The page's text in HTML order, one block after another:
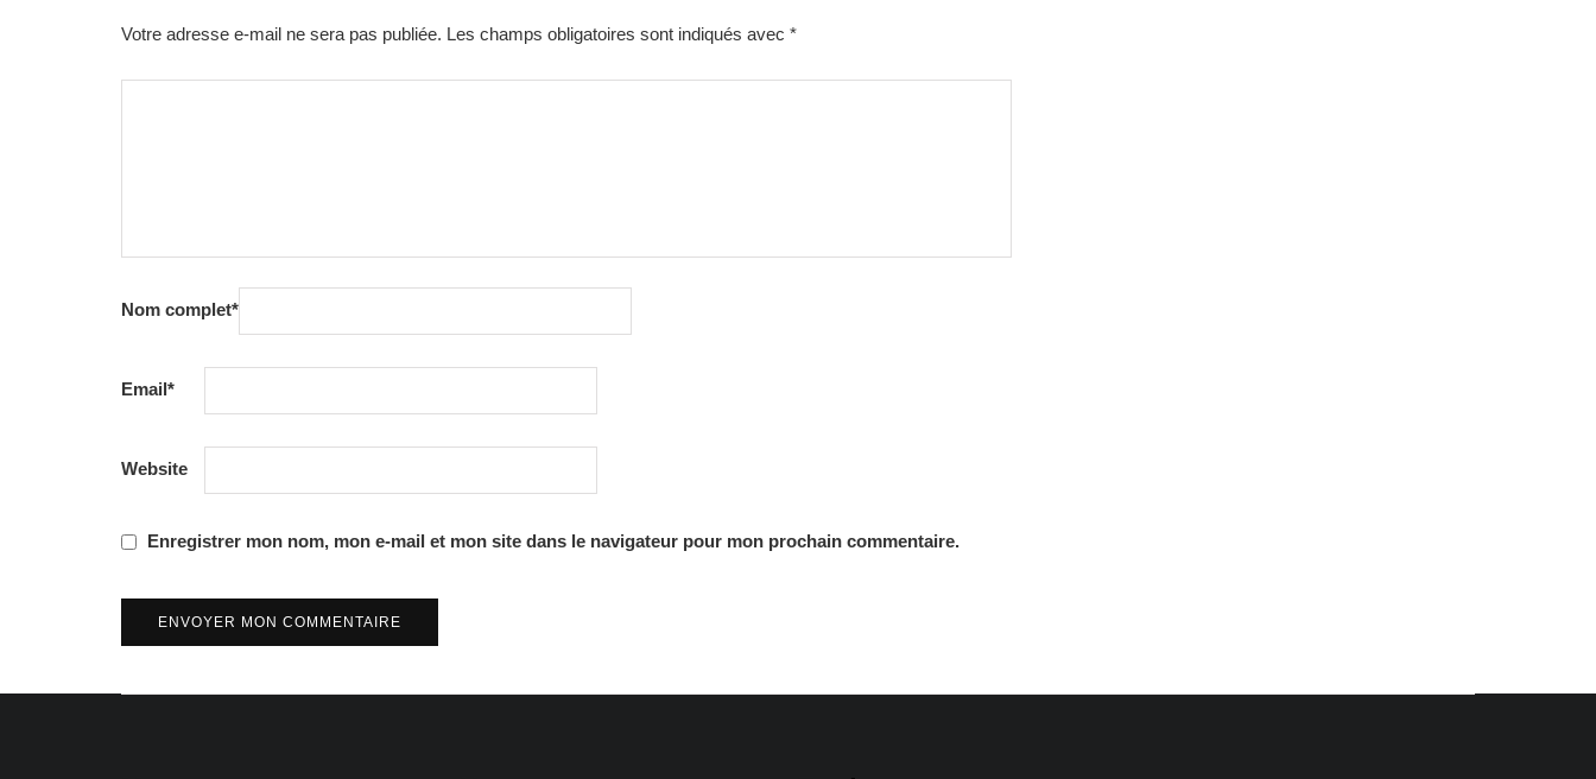
Votre adresse e-mail ne sera pas publiée. Les champs obligatoires sont indiqués avec *
Nom complet*
Email*
Website
Enregistrer mon nom, mon e-mail et mon site dans le navigateur pour mon prochain commentaire.